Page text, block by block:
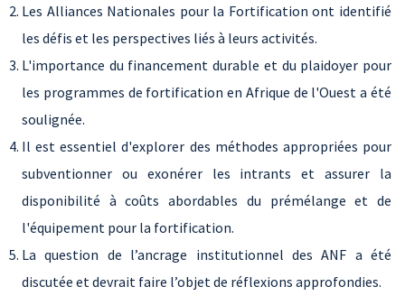
Les Alliances Nationales pour la Fortification ont identifié
les défis et les perspectives liés à leurs activités.
L'importance du financement durable et du plaidoyer pour
les programmes de fortification en Afrique de l'Ouest a été
soulignée.
Il est essentiel d'explorer des méthodes appropriées pour
subventionner ou exonérer les intrants et assurer la
disponibilité à coûts abordables du prémélange et de
l'équipement pour la fortification.
La question de l’ancrage institutionnel des ANF a été
discutée et devrait faire l’objet de réflexions approfondies.